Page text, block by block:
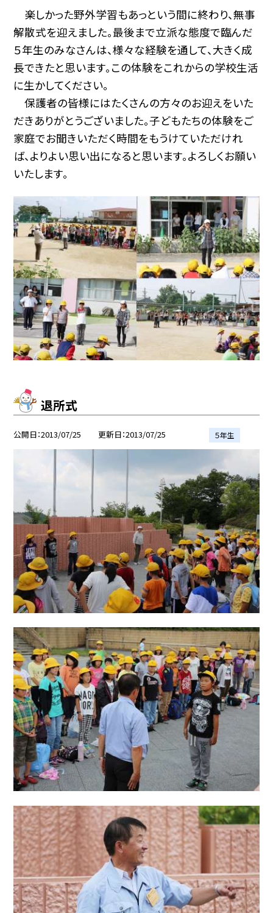
楽しかった野外学習もあっという間に終わり、無事
解散式を迎えました。最後まで立派な態度で臨んだ
５年生のみなさんは、様々な経験を通して、大きく成
長できたと思います。この体験をこれからの学校生活
に生かしてください。
保護者の皆様にはたくさんの方々のお迎えをいた
だきありがとうございました。子どもたちの体験をご
家庭でお聞きいただく時間をもうけていただけれ
ば、よりよい思い出になると思います。よろしくお願い
いたします。
退所式
公開日 2013/07/25 更新日 2013/07/25 ５年生